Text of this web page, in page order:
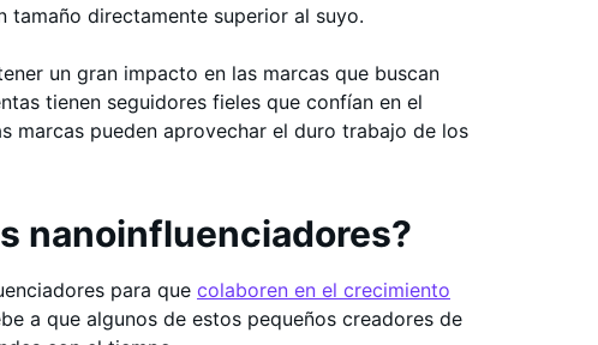
tamaño directamente superior al suyo.
un gran impacto en las marcas que buscan
tienen seguidores fieles que confían en el
marcas pueden aprovechar el duro trabajo de los
nanoinfluenciadores?
para que colaboren en el crecimiento
a que algunos de estos pequeños creadores de